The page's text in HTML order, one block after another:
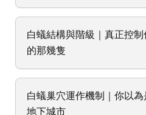
白蟻結構與階級｜真正控
的那幾隻
白蟻巢穴運作機制｜你以
地下城市